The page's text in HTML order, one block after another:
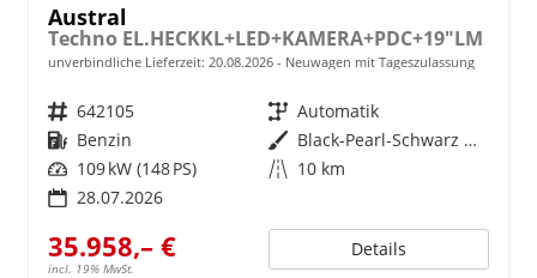
Austral
Techno EL.HECKKL+LED+KAMERA+PDC+19"LM
unverbindliche Lieferzeit: 20.08.2026 Neuwagen mit Tageszulassung
Fahrzeugnr. 642105 Getriebe Automatik
Kraftstoff Benzin Außenfarbe
Black-Pearl-Schwarz Metallic
Leistung 109 kW (148 PS) Kilometerstand 10 km
28.07.2026
35.958,– €
incl. 19% MwSt.
Details